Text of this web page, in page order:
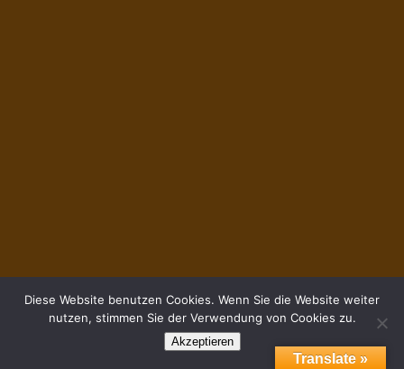
Translate »
Diese Website benutzen Cookies. Wenn Sie die Website weiter
nutzen, stimmen Sie der Verwendung von Cookies zu.
Akzeptieren